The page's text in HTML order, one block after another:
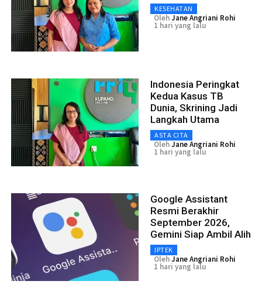
KESEHATAN
OlehJane Angriani Rohi
1 hari yang lalu
Indonesia Peringkat
Kedua Kasus TB
Dunia, Skrining Jadi
Langkah Utama
ASTA CITA
OlehJane Angriani Rohi
1 hari yang lalu
Google Assistant
Resmi Berakhir
September 2026,
Gemini Siap Ambil Alih
IPTEK
OlehJane Angriani Rohi
1 hari yang lalu